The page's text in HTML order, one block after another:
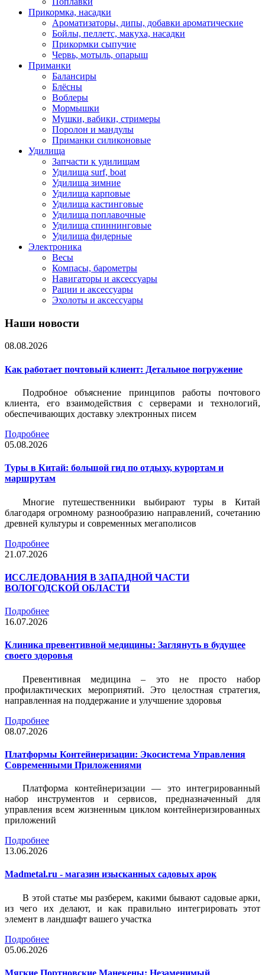
Прикормка, насадки
Ароматизаторы, дипы, добавки ароматические
Бойлы, пеллетс, макуха, насадки
Прикормки сыпучие
Червь, мотыль, опарыш
Приманки
Балансиры
Блёсны
Воблеры
Мормышки
Мушки, вабики, стримеры
Поролон и мандулы
Приманки силиконовые
Удилища
Запчасти к удилищам
Удилища surf, boat
Удилища зимние
Удилища карповые
Удилища кастинговые
Удилища поплавочные
Удилища спиннинговые
Удилища фидерные
Электроника
Весы
Компасы, барометры
Навигаторы и аксессуары
Рации и аксессуары
Эхолоты и аксессуары
Наши новости
08.08.2026
Как работает почтовый клиент: Детальное погружение
Подробное объяснение принципов работы почтового
клиента, его взаимодействия с серверами и технологий,
обеспечивающих доставку электронных писем
Подробнее
05.08.2026
Туры в Китай: большой гид по отдыху, курортам и
маршрутам
Многие путешественники выбирают туры в Китай
благодаря огромному разнообразию направлений, сочетанию
древней культуры и современных мегаполисов
Подробнее
21.07.2026
ИССЛЕДОВАНИЯ В ЗАПАДНОЙ ЧАСТИ
ВОЛОГОДСКОЙ ОБЛАСТИ
Подробнее
16.07.2026
Клиника превентивной медицины: Заглянуть в будущее
своего здоровья
Превентивная медицина – это не просто набор
профилактических мероприятий. Это целостная стратегия,
направленная на поддержание и улучшение здоровья
Подробнее
08.07.2026
Платформы Контейнеризации: Экосистема Управления
Современными Приложениями
Платформа контейнеризации — это интегрированный
набор инструментов и сервисов, предназначенный для
управления всем жизненным циклом контейнеризированных
приложений
Подробнее
13.06.2026
Madmetal.ru - магазин изысканных садовых арок
В этой статье мы разберем, какими бывают садовые арки,
из чего их делают, и как правильно интегрировать этот
элемент в ландшафт вашего участка
Подробнее
05.06.2026
Мягкие Портновские Манекены: Незаменимый